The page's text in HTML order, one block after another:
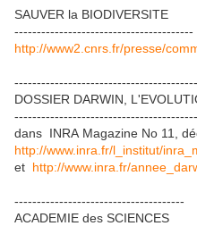
SAUVER la BIODIVERSITE
----------------------------------------
http://www2.cnrs.fr/presse/
DOSSIER DARWIN,
dans INRA Magazine No 11,
http://www.inra.fr/l_institut/
et http://www.inra.fr/
--------------------------------------
ACADEMIE des SCIENCES